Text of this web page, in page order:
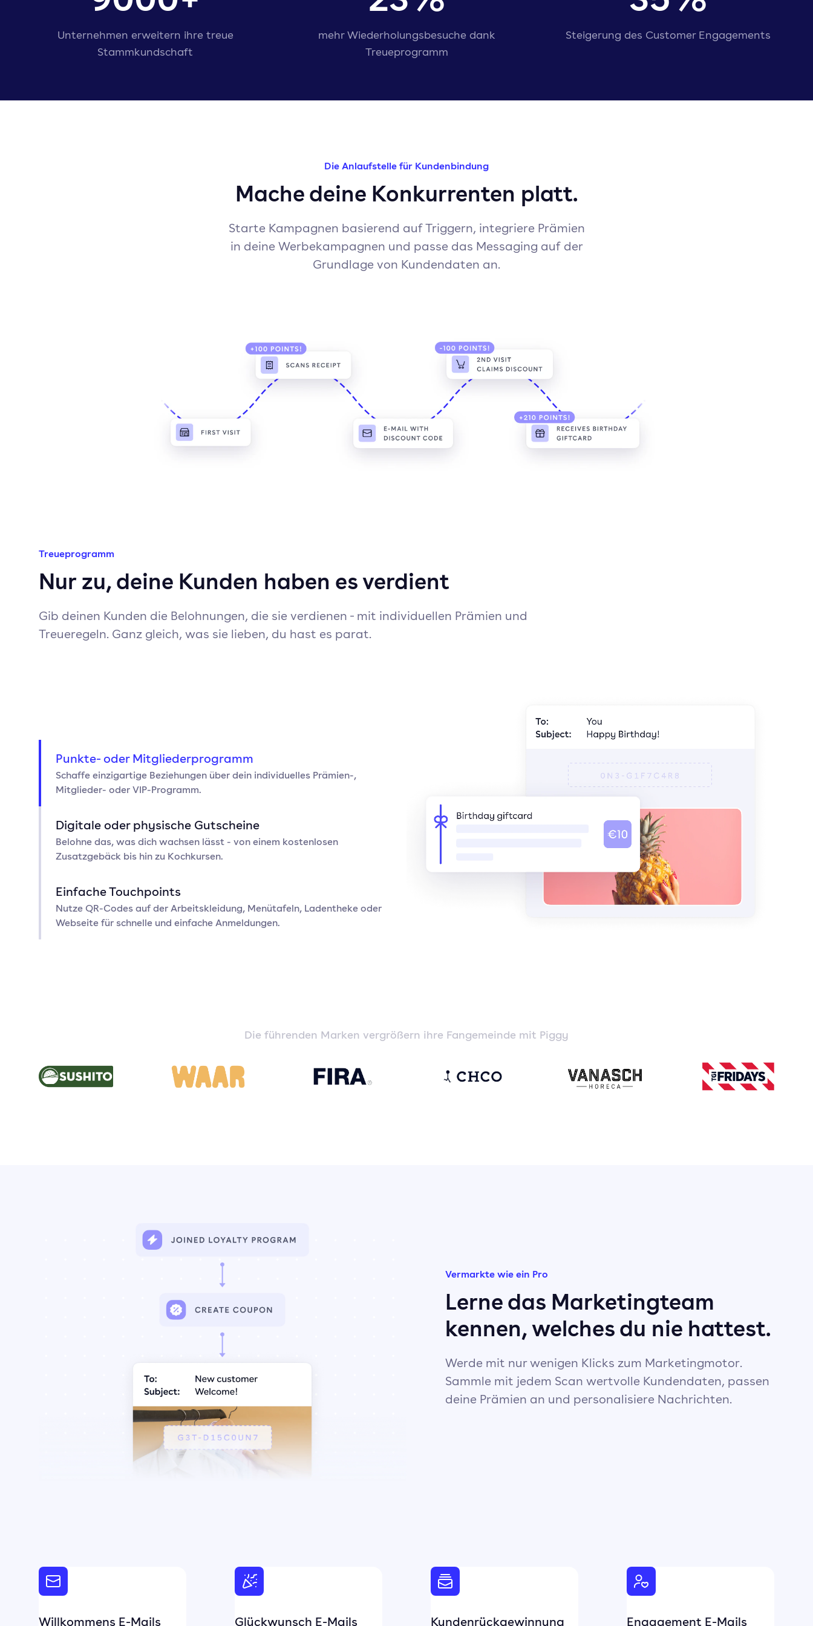
Unternehmen erweitern ihre treue
Stammkundschaft
mehr Wiederholungsbesuche dank
Treueprogramm
Steigerung des Customer Engagements
Die Anlaufstelle für Kundenbindung
Mache deine Konkurrenten platt.
Starte Kampagnen basierend auf Triggern, integriere Prämien
in deine Werbekampagnen und passe das Messaging auf der
Grundlage von Kundendaten an.
Treueprogramm
Nur zu, deine Kunden haben es verdient
Gib deinen Kunden die Belohnungen, die sie verdienen - mit individuellen Prämien und
Treueregeln. Ganz gleich, was sie lieben, du hast es parat.
Punkte- oder Mitgliederprogramm
Schaffe einzigartige Beziehungen über dein individuelles Prämien-,
Mitglieder- oder VIP-Programm.
Digitale oder physische Gutscheine
Belohne das, was dich wachsen lässt - von einem kostenlosen
Zusatzgebäck bis hin zu Kochkursen.
Einfache Touchpoints
Nutze QR-Codes auf der Arbeitskleidung, Menütafeln, Ladentheke oder
Webseite für schnelle und einfache Anmeldungen.
Die führenden Marken vergrößern ihre Fangemeinde mit Piggy
Vermarkte wie ein Pro
Lerne das Marketingteam
kennen, welches du nie hattest.
Werde mit nur wenigen Klicks zum Marketingmotor.
Sammle mit jedem Scan wertvolle Kundendaten, passen
deine Prämien an und personalisiere Nachrichten.
Willkommens E-Mails Glückwunsch E-Mails Kundenrückgewinnung Engagement E-Mails